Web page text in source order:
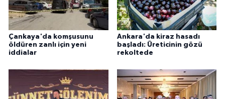
Çankaya'da komşusunu
öldüren zanlı için yeni
iddialar
Ankara'da kiraz hasadı
başladı: Üreticinin gözü
rekoltede